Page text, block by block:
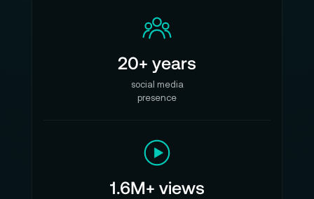
20+ years
social media
presence
1.6M+ views